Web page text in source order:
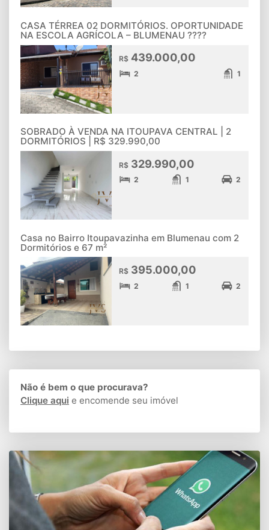
CASA TÉRREA 02 DORMITÓRIOS. OPORTUNIDADE
NA ESCOLA AGRÍCOLA – BLUMENAU ????
R$ 439.000,00
2 1
SOBRADO À VENDA NA ITOUPAVA CENTRAL | 2
DORMITÓRIOS | R$ 329.990,00
R$ 329.990,00
2 1 2
Casa no Bairro Itoupavazinha em Blumenau com 2
Dormitórios e 67 m²
R$ 395.000,00
2 1 2
Não é bem o que procurava?
Clique aqui e encomende seu imóvel